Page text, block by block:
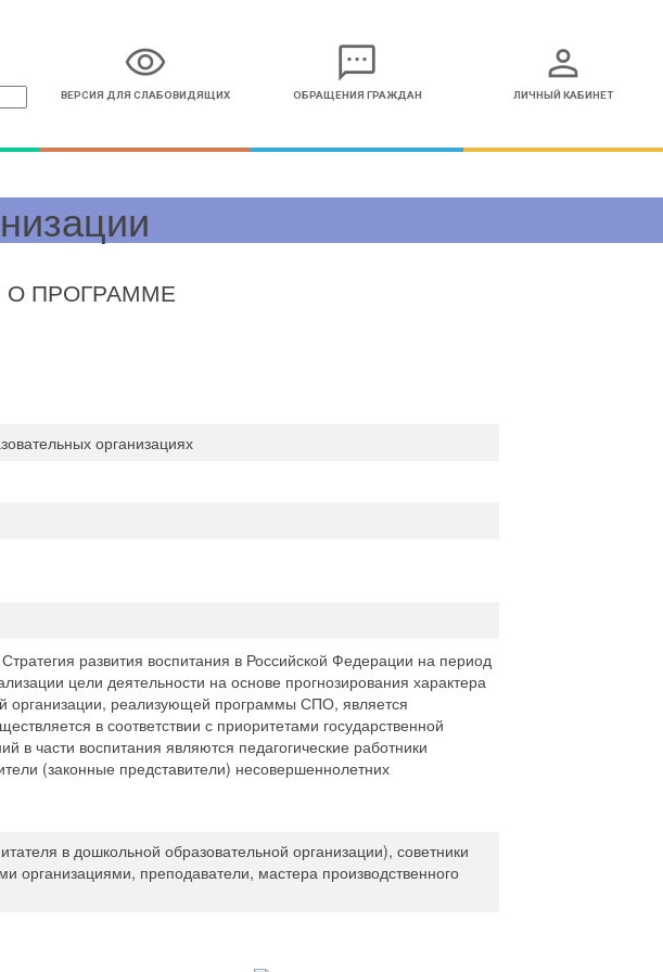
visibility
ВЕРСИЯ ДЛЯ СЛАБОВИДЯЩИХ
sms
ОБРАЩЕНИЯ ГРАЖДАН
person
ЛИЧНЫЙ КАБИНЕТ
ПРОГРАММЕ
организациях
развития воспитания в Российской Федерации на период
цели деятельности на основе прогнозирования характера
организации, реализующей программы СПО, является
в соответствии с приоритетами государственной
в части воспитания являются педагогические работники
(законные представители) несовершеннолетних
в дошкольной образовательной организации), советники
организациями, преподаватели, мастера производственного